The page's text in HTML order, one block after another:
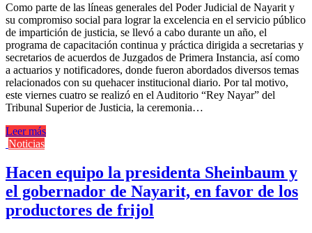
Como parte de las líneas generales del Poder Judicial de Nayarit y
su compromiso social para lograr la excelencia en el servicio público
de impartición de justicia, se llevó a cabo durante un año, el
programa de capacitación continua y práctica dirigida a secretarias y
secretarios de acuerdos de Juzgados de Primera Instancia, así como
a actuarios y notificadores, donde fueron abordados diversos temas
relacionados con su quehacer institucional diario. Por tal motivo,
este viernes cuatro se realizó en el Auditorio “Rey Nayar” del
Tribunal Superior de Justicia, la ceremonia…
Leer más
Noticias
Hacen equipo la presidenta Sheinbaum y
el gobernador de Nayarit, en favor de los
productores de frijol